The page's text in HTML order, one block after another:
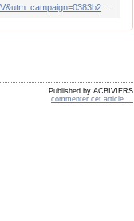
Published by ACBIVIERS
commenter cet article